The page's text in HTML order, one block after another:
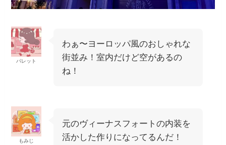
パレット
わぁ〜ヨーロッパ風のおしゃれな
街並み！室内だけど空があるの
ね！
もみじ
元のヴィーナスフォートの内装を
活かした作りになってるんだ！